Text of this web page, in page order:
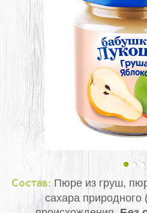
Состав: Пюре из груш,
сахара природного